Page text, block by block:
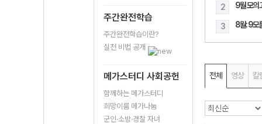
주간완전학습
주간완전학습이란?
실천 비법 공개
메가스터디 사회공헌
함께하는 메가스터디
희망이룸 메가나눔
군인·소방·경찰 자녀
2 9월 모의
3 8월: 9모
전체 영상 칼